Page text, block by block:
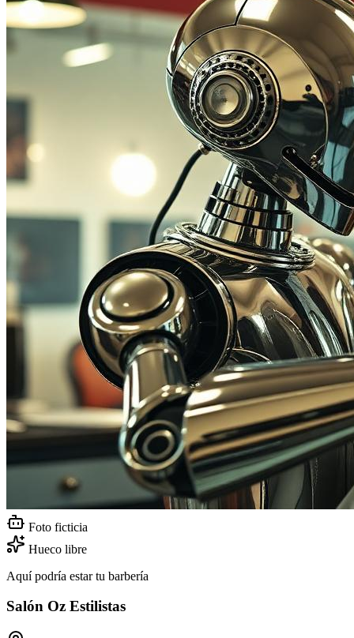
Foto ficticia
Hueco libre
Aquí podría estar tu barbería
Salón Oz Estilistas